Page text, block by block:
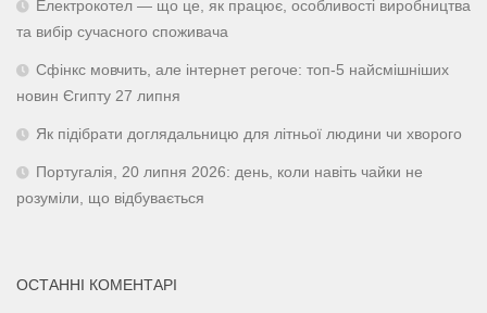
Електрокотел — що це, як працює, особливості виробництва
та вибір сучасного споживача
Сфінкс мовчить, але інтернет регоче: топ-5 найсмішніших
новин Єгипту 27 липня
Як підібрати доглядальницю для літньої людини чи хворого
Португалія, 20 липня 2026: день, коли навіть чайки не
розуміли, що відбувається
ОСТАННІ КОМЕНТАРІ